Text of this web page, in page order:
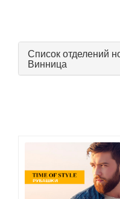
Список отделений
Винница